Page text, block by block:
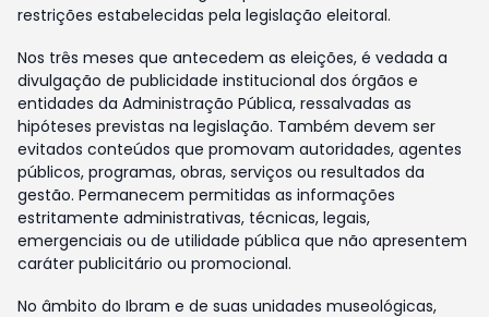
restrições estabelecidas pela legislação eleitoral.
Nos três meses que antecedem as eleições, é vedada a
divulgação de publicidade institucional dos órgãos e
entidades da Administração Pública, ressalvadas as
hipóteses previstas na legislação. Também devem ser
evitados conteúdos que promovam autoridades, agentes
públicos, programas, obras, serviços ou resultados da
gestão. Permanecem permitidas as informações
estritamente administrativas, técnicas, legais,
emergenciais ou de utilidade pública que não apresentem
caráter publicitário ou promocional.
No âmbito do Ibram e de suas unidades museológicas,